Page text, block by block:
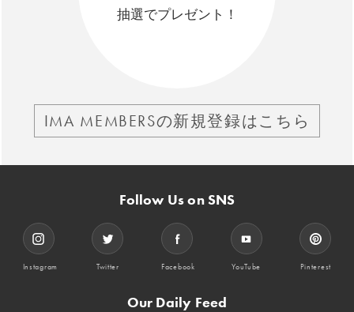
抽選でプレゼント！
IMA MEMBERSの新規登録はこちら
Follow Us on SNS
Instagram Twitter Facebook YouTube Pinterest
Our Daily Feed